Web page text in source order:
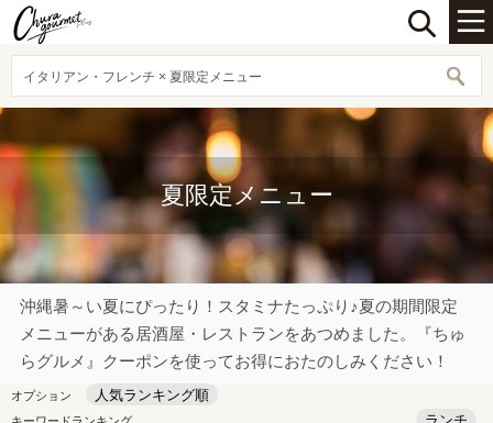
イタリアン・フレンチ × 夏限定メニュー
夏限定メニュー
沖縄暑～い夏にぴったり！スタミナたっぷり♪夏の期間限定
メニューがある居酒屋・レストランをあつめました。『ちゅ
らグルメ』クーポンを使ってお得におたのしみください！
オプション 人気ランキング順